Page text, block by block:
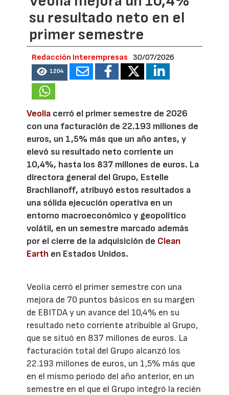
su resultado neto en el
primer semestre
Redacción Interempresas 30/07/2026
1204
Veolia cerró el primer semestre de 2026
con una facturación de 22.193 millones de
euros, un 1,5% más que un año antes, y
elevó su resultado neto corriente un
10,4%, hasta los 837 millones de euros. La
directora general del Grupo, Estelle
Brachlianoff, atribuyó estos resultados a
una sólida ejecución operativa en un
entorno macroeconómico y geopolítico
volátil, en un semestre marcado además
por el cierre de la adquisición de Clean
Earth en Estados Unidos.
Veolia cerró el primer semestre con una
mejora de 70 puntos básicos en su margen
de EBITDA y un avance del 10,4% en su
resultado neto corriente atribuible al Grupo,
que se situó en 837 millones de euros. La
facturación total del Grupo alcanzó los
22.193 millones de euros, un 1,5% más que
en el mismo periodo del año anterior, en un
semestre en el que el Grupo integró la recién